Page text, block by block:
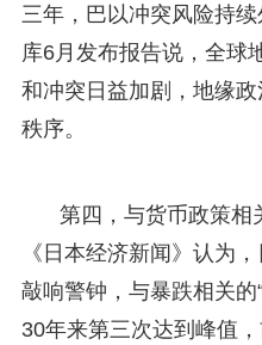
三年，巴以冲突风险持
库6月发布报告说，全球
和冲突日益加剧，地缘
秩序。
第四，与货币政策相
《日本经济新闻》认为
敲响警钟，与暴跌相关
30年来第三次达到峰值